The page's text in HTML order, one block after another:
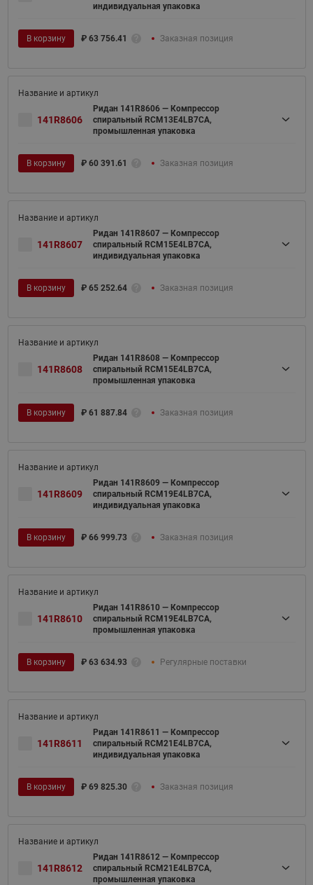
индивидуальная упаковка
В корзину ₽ 63 756.41 Заказная позиция
141R8606
Ридан 141R8606 — Компрессор
спиральный RCM13E4LB7CA,
промышленная упаковка
В корзину ₽ 60 391.61 Заказная позиция
141R8607
Ридан 141R8607 — Компрессор
спиральный RCM15E4LB7CA,
индивидуальная упаковка
В корзину ₽ 65 252.64 Заказная позиция
141R8608
Ридан 141R8608 — Компрессор
спиральный RCM15E4LB7CA,
промышленная упаковка
В корзину ₽ 61 887.84 Заказная позиция
141R8609
Ридан 141R8609 — Компрессор
спиральный RCM19E4LB7CA,
индивидуальная упаковка
В корзину ₽ 66 999.73 Заказная позиция
141R8610
Ридан 141R8610 — Компрессор
спиральный RCM19E4LB7CA,
промышленная упаковка
В корзину ₽ 63 634.93 Регулярные поставки
141R8611
Ридан 141R8611 — Компрессор
спиральный RCM21E4LB7CA,
индивидуальная упаковка
В корзину ₽ 69 825.30 Заказная позиция
141R8612
Ридан 141R8612 — Компрессор
спиральный RCM21E4LB7CA,
промышленная упаковка